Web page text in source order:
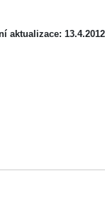
aktualizace: 13.4.2012